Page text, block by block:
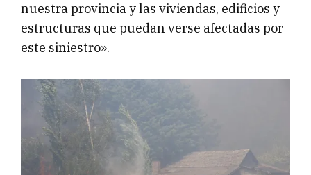
nuestra provincia y las viviendas, edificios y
estructuras que puedan verse afectadas por
este siniestro».